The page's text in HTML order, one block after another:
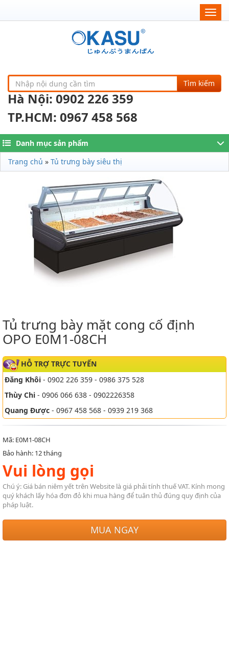
Tìm kiếm
Hà Nội: 0902 226 359
TP.HCM: 0967 458 568
Danh mục sản phẩm
Trang chủ » Tủ trưng bày siêu thị
Tủ trưng bày mặt cong cố định
OPO E0M1-08CH
HỖ TRỢ TRỰC TUYẾN
Đăng Khôi - 0902 226 359 - 0986 375 528
Thùy Chi - 0906 066 638 - 0902226358
Quang Được - 0967 458 568 - 0939 219 368
Mã: E0M1-08CH
Bảo hành: 12 tháng
Vui lòng gọi
Chú ý: Giá bán niêm yết trên Website là giá phải tính thuế VAT. Kính mong
quý khách lấy hóa đơn đỏ khi mua hàng để tuân thủ đúng quy định của
pháp luật.
MUA NGAY